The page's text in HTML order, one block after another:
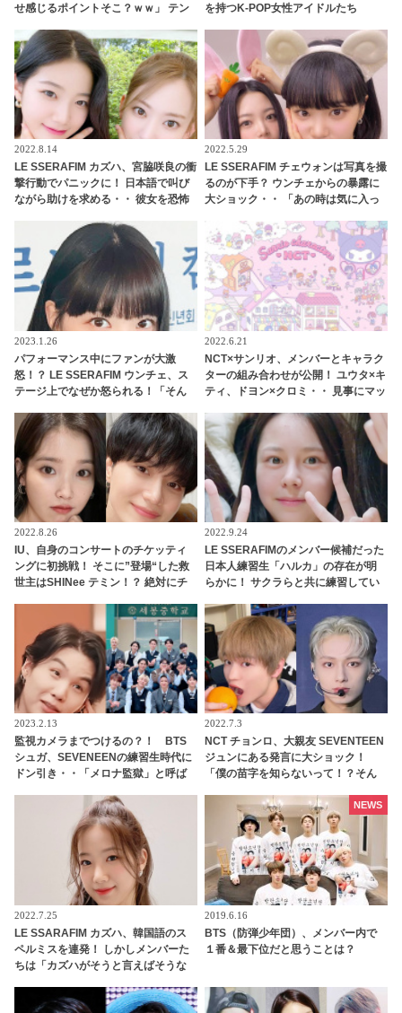
せ感じるポイントそこ？ｗｗ」 テン
とは？ 無邪気で愛らしい発言にほっ
こり
を持つK-POP女性アイドルたち
2022.8.14
LE SSERAFIM カズハ、宮脇咲良の衝
撃行動でパニックに！ 日本語で叫び
ながら助けを求める・・ 彼女を恐怖
プニングとは？
2022.5.29
LE SSERAFIM チェウォンは写真を撮
るのが下手？ ウンチェからの暴露に
大ショック・・ 「あの時は気に入っ
2023.1.26
パフォーマンス中にファンが大激
怒！？ LE SSERAFIM ウンチェ、ス
テージ上でなぜか怒られる！「そん
れた彼女の心境とは？
2022.6.21
NCT×サンリオ、メンバーとキャラク
ターの組み合わせが公開！ ユウタ×キ
ティ、ドヨン×クロミ・・ 見事にマッ
2022.8.26
IU、自身のコンサートのチケッティ
ングに初挑戦！ そこに”登場“した救
世主はSHINee テミン！？ 絶対にチ
グンな呪文「３テミン」とは
2022.9.24
LE SSERAFIMのメンバー候補だった
日本人練習生「ハルカ」の存在が明
らかに！ サクラらと共に練習してい
練習生を待ち受ける残酷な運命に衝
撃
2023.2.13
監視カメラまでつけるの？！ BTS
シュガ、SEVENEENの練習生時代に
ドン引き・・「メロナ監獄」と呼ば
2022.7.3
NCT チョンロ、大親友 SEVENTEEN
ジュンにある発言に大ショック！
「僕の苗字を知らないって！？そん
る姿がかわいすぎる
2022.7.25
LE SSARAFIM カズハ、韓国語のス
ペルミスを連発！ しかしメンバーた
ちは「カズハがそうと言えばそうな
に挑む彼女とそれを支えるメンバー
2019.6.16
BTS（防弾少年団）、メンバー内で
１番＆最下位だと思うことは？
NEWS